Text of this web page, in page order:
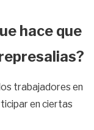
hace que
trabajadores en
en ciertas